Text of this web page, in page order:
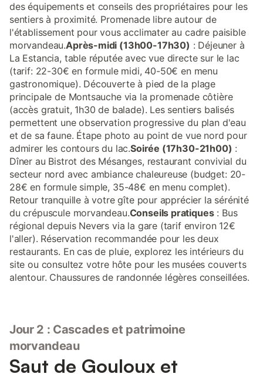
des équipements et conseils des propriétaires pour les
sentiers à proximité. Promenade libre autour de
l'établissement pour vous acclimater au cadre paisible
morvandeau.Après-midi (13h00-17h30) : Déjeuner à
La Estancia, table réputée avec vue directe sur le lac
(tarif: 22-30€ en formule midi, 40-50€ en menu
gastronomique). Découverte à pied de la plage
principale de Montsauche via la promenade côtière
(accès gratuit, 1h30 de balade). Les sentiers balisés
permettent une observation progressive du plan d'eau
et de sa faune. Étape photo au point de vue nord pour
admirer les contours du lac.Soirée (17h30-21h00) :
Dîner au Bistrot des Mésanges, restaurant convivial du
secteur nord avec ambiance chaleureuse (budget: 20-
28€ en formule simple, 35-48€ en menu complet).
Retour tranquille à votre gîte pour apprécier la sérénité
du crépuscule morvandeau.Conseils pratiques: Bus
régional depuis Nevers via la gare (tarif environ 12€
l'aller). Réservation recommandée pour les deux
restaurants. En cas de pluie, explorez les intérieurs du
site ou consultez votre hôte pour les musées couverts
alentour. Chaussures de randonnée légères conseillées.
Jour 2 : Cascades et patrimoine
morvandeau
Saut de Gouloux et